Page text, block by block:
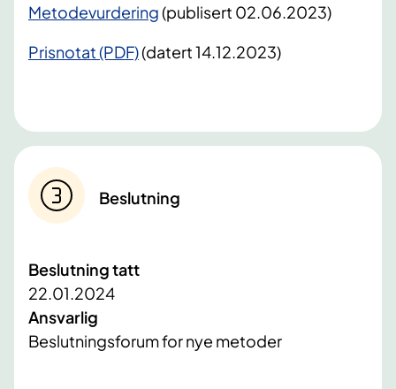
Metodevurdering(publisert 02.06.2023)
Prisnotat (PDF)(datert 14.12.2023)
Beslutning
Beslutning tatt
22.01.2024
Ansvarlig
Beslutningsforum for nye metoder